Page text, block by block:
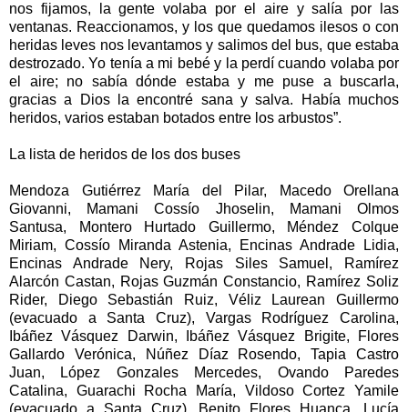
nos fijamos, la gente volaba por el aire y salía por las
ventanas. Reaccionamos, y los que quedamos ilesos o con
heridas leves nos levantamos y salimos del bus, que estaba
destrozado. Yo tenía a mi bebé y la perdí cuando volaba por
el aire; no sabía dónde estaba y me puse a buscarla,
gracias a Dios la encontré sana y salva. Había muchos
heridos, varios estaban botados entre los arbustos”.
La lista de heridos de los dos buses
Mendoza Gutiérrez María del Pilar, Macedo Orellana
Giovanni, Mamani Cossío Jhoselin, Mamani Olmos
Santusa, Montero Hurtado Guillermo, Méndez Colque
Miriam, Cossío Miranda Astenia, Encinas Andrade Lidia,
Encinas Andrade Nery, Rojas Siles Samuel, Ramírez
Alarcón Castan, Rojas Guzmán Constancio, Ramírez Soliz
Rider, Diego Sebastián Ruiz, Véliz Laurean Guillermo
(evacuado a Santa Cruz), Vargas Rodríguez Carolina,
Ibáñez Vásquez Darwin, Ibáñez Vásquez Brigite, Flores
Gallardo Verónica, Núñez Díaz Rosendo, Tapia Castro
Juan, López Gonzales Mercedes, Ovando Paredes
Catalina, Guarachi Rocha María, Vildoso Cortez Yamile
(evacuado a Santa Cruz), Benito Flores Huanca, Lucía